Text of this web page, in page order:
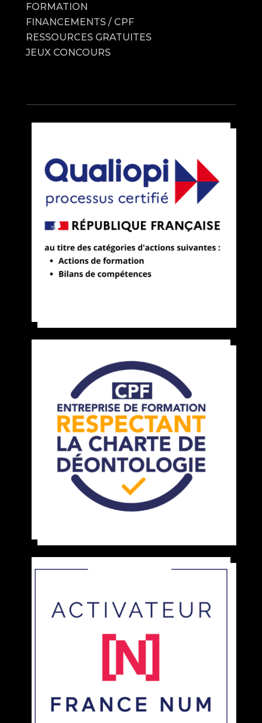
FORMATION
FINANCEMENTS / CPF
RESSOURCES GRATUITES
JEUX CONCOURS